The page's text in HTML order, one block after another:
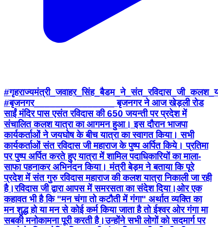
#बृजनगर_______________ बृजनगर ने आज खेड़ली रोड
साईं मंदिर पास एसंत रविदास की 650 जयन्ती पर प्रदेश में
संचालित कलश यात्रा का आगमन हुआ। इस दौरान भाजपा
कार्यकर्ताओं ने जयघोष के बीच यात्रा का स्वागत किया। सभी
कार्यकर्ताओं संत रविदास जी महाराज के पुष्प अर्पित किये। प्रतिमा
पर पुष्प अर्पित करते हुए यात्रा में शामिल पदाधिकारियों का माला-
साफा पहनाकर अभिनंदन किया। मंत्री बेड़म ने बताया कि पूरे
प्रदेश में संत गुरु रविदास महाराज की कलश यात्रा निकाली जा रही
है।रविदास जी द्वारा आपस में समरसता का संदेश दिया।ओर एक
कहावत भी है कि "मन चंगा तो कटौती में गंगा" अर्थात व्यक्ति का
मन शुद्ध हो या मन से कोई कर्म किया जाता है तो ईश्वर ओर गंगा मा
सबकी मनोकामना पूरी करती है।उन्होंने सभी लोगों को सदमार्ग पर